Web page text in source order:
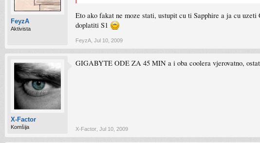
FeyzA
Aktivista
Eto ako fakat ne moze stati, ustupit cu ti Sapphire a ja cu
doplatiti S1
FeyzA Jul 10, 2009
X-Factor
Komšija
GIGABYTE ODE ZA 45 MIN a i oba coolera vjerovatno,
X-Factor Jul 10, 2009